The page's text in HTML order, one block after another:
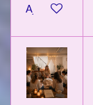
l
Ajouter au